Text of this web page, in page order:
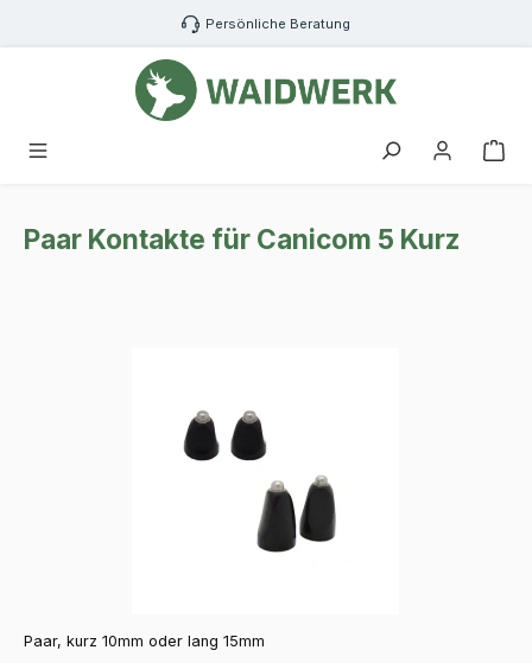
Zum Hauptinhalt springen Persönliche Beratung
Paar Kontakte für Canicom 5 Kurz
Paar, kurz 10mm oder lang 15mm